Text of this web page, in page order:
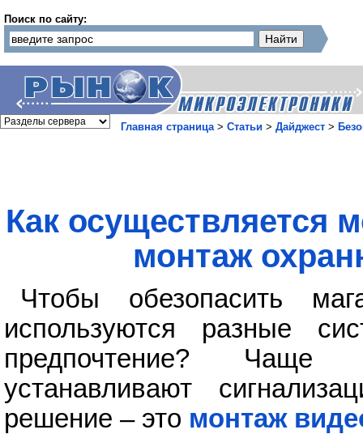
Поиск по сайту:
Главная страница> Статьи > Дайджест >
Как осуществляется
монтаж
Чтобы обезопасить
используются разные
предпочтение? Чаще
устанавливают
решение – это монтаж